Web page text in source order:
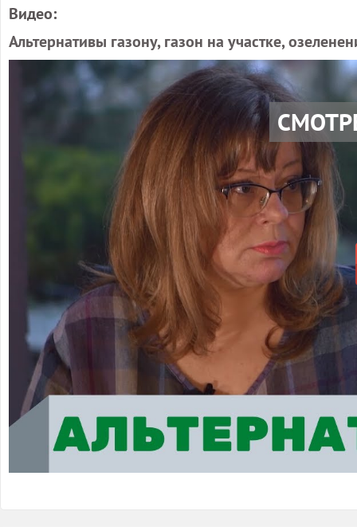
Видео:
Альтернативы газону, газон на участке,